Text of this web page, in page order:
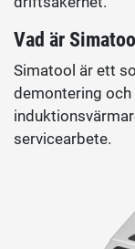
Vad är
Simatool är ett
demontering och
servicearbete.